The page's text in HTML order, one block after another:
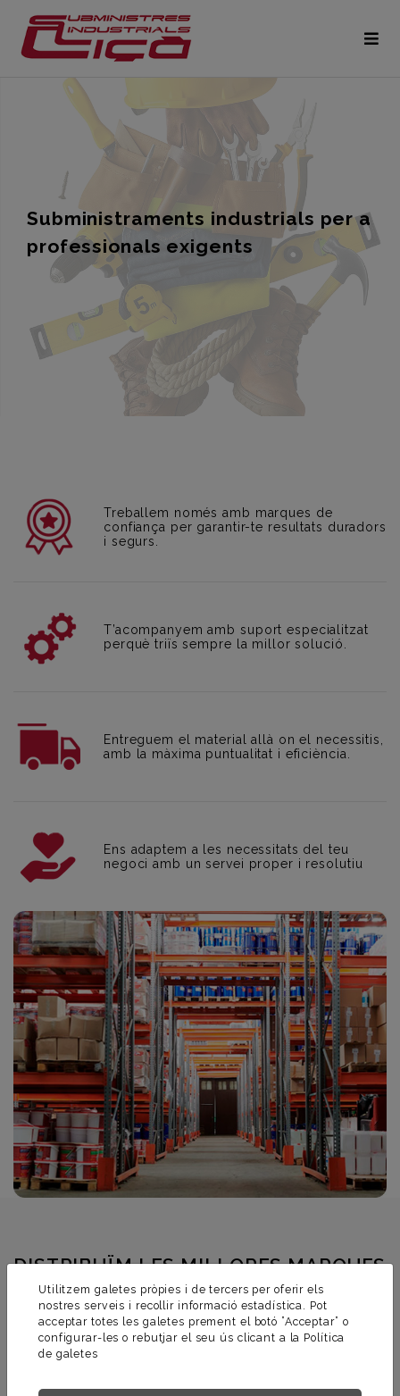
Subministraments industrials per a
professionals exigents
Treballem només amb marques de
confiança per garantir-te resultats duradors
i segurs.
T’acompanyem amb suport especialitzat
perquè triïs sempre la millor solució.
Entreguem el material allà on el necessitis,
amb la màxima puntualitat i eficiència.
Ens adaptem a les necessitats del teu
negoci amb un servei proper i resolutiu
DISTRIBUÏM LES MILLORES MARQUES
Utilitzem galetes pròpies i de tercers per oferir els
nostres serveis i recollir informació estadística. Pot
acceptar totes les galetes prement el botó ”Acceptar” o
configurar-les o rebutjar el seu ús clicant a la Política
de galetes